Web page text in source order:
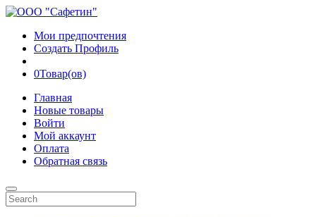
Мои предпочтения
Создать Профиль
0Товар(ов)
Главная
Новые товары
Войти
Мой аккаунт
Оплата
Обратная связь